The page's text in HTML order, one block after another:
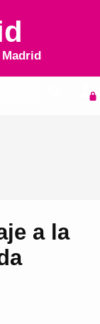
Madrid
a la